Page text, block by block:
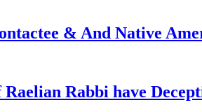
& And Native
Rabbi have